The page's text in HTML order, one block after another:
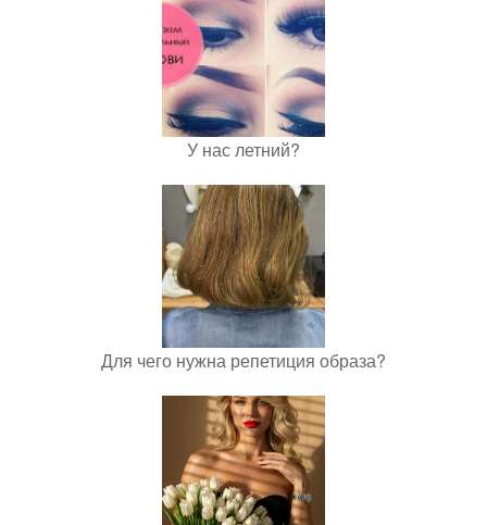
У нас летний?
Для чего нужна репетиция образа?